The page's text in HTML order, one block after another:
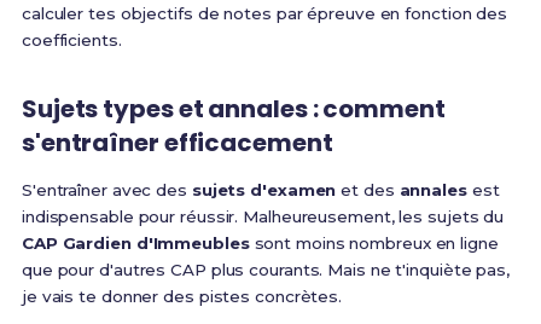
calculer tes objectifs de notes par épreuve en fonction des
coefficients.
Sujets types et annales : comment
s'entraîner efficacement
S'entraîner avec des sujets d'examen et des annalesest
indispensable pour réussir. Malheureusement, les sujets du
CAP Gardien d'Immeublessont moins nombreux en ligne
que pour d'autres CAP plus courants. Mais ne t'inquiète pas,
je vais te donner des pistes concrètes.